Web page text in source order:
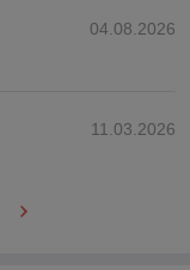
04.08.2026
11.03.2026